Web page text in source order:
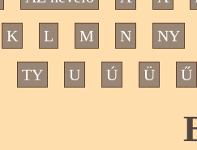
K L M N NY
TY U Ú Ü Ű